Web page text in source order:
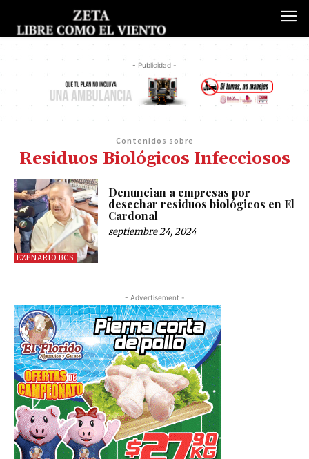
- Publicidad -
Contenidos sobre
Residuos Biológicos Infecciosos
EZENARIO BCS
Denuncian a empresas por
desechar residuos biológicos en El
Cardonal
septiembre 24, 2024
- Advertisement -